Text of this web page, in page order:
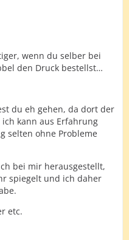
wenn du selber bei
den Druck bestellst…
du eh gehen, da dort der
kann aus Erfahrung
selten ohne Probleme
bei mir herausgestellt,
spiegelt und ich daher
etc.